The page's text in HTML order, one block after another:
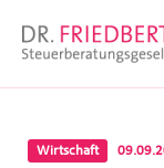
Inhalt
Wirtschaft